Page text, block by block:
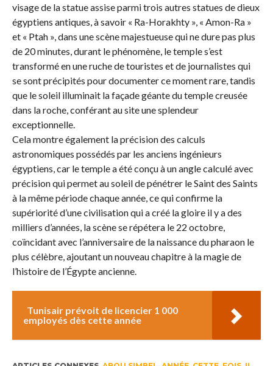
visage de la statue assise parmi trois autres statues de dieux
égyptiens antiques, à savoir « Ra-Horakhty », « Amon-Ra »
et « Ptah », dans une scène majestueuse qui ne dure pas plus
de 20 minutes, durant le phénomène, le temple s’est
transformé en une ruche de touristes et de journalistes qui
se sont précipités pour documenter ce moment rare, tandis
que le soleil illuminait la façade géante du temple creusée
dans la roche, conférant au site une splendeur
exceptionnelle.
Cela montre également la précision des calculs
astronomiques possédés par les anciens ingénieurs
égyptiens, car le temple a été conçu à un angle calculé avec
précision qui permet au soleil de pénétrer le Saint des Saints
à la même période chaque année, ce qui confirme la
supériorité d’une civilisation qui a créé la gloire il y a des
milliers d’années, la scène se répétera le 22 octobre,
coïncidant avec l’anniversaire de la naissance du pharaon le
plus célèbre, ajoutant un nouveau chapitre à la magie de
l’histoire de l’Égypte ancienne.
Tunisair prévoit de licencier 1 000
employés dès cette année